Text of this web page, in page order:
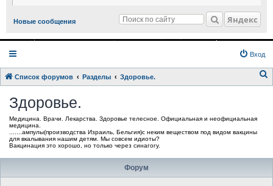
Новые сообщения Яндекс
Вход
Список форумов Разделы Здоровье.
Здоровье.
Медицина. Врачи. Лекарства. Здоровье телесное. Официальная и неофициальная
медицина.
.......ампулы(производства Израиль, Бельгия)с неким веществом под видом вакцины
для вкалывания нашим детям. Мы совсем идиоты?
Вакцинация это хорошо, но только через синагогу.
Форум